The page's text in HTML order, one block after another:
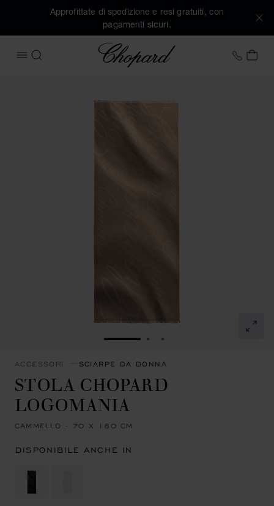
Approfittate di spedizione e resi gratuiti, con
pagamenti sicuri.
APRIRE IL MENU
CERCA
Chopard +39
IL
VAI ALLA SLIDE 1
VAI ALLA SLIDE 2
VAI ALLA SLIDE 3
ACCESSORI SCIARPE DA DONNA
STOLA CHOPARD
LOGOMANIA
CAMMELLO - 70 X 180 CM
DISPONIBILE ANCHE IN